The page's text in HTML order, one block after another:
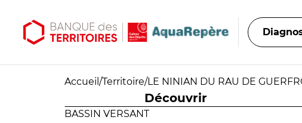
Accueil /Territoire/LE NINIAN DU RAU DE
Découvrir
BASSIN VERSANT